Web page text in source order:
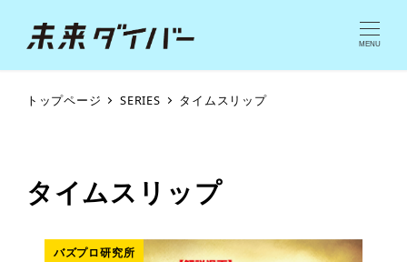
MENU
トップページ SERIES タイムスリップ
タイムスリップ
バズプロ研究所